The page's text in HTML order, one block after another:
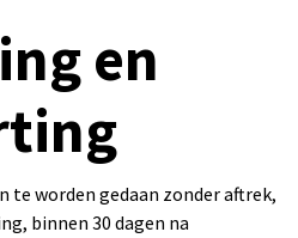
en
te worden gedaan zonder aftrek,
binnen 30 dagen na